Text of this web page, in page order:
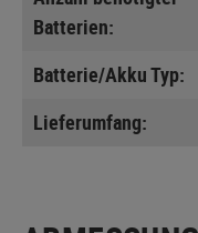
Batterien:
Batterie/Akku Typ:
Lieferumfang: